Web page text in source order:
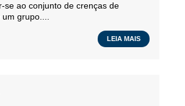
se ao conjunto de crenças de
grupo....
LEIA MAIS